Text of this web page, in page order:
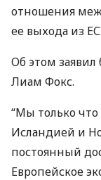
отношения
ее выхода из
Об этом
Лиам Фокс.
“Мы только
Исландией и
постоянный
Европейское